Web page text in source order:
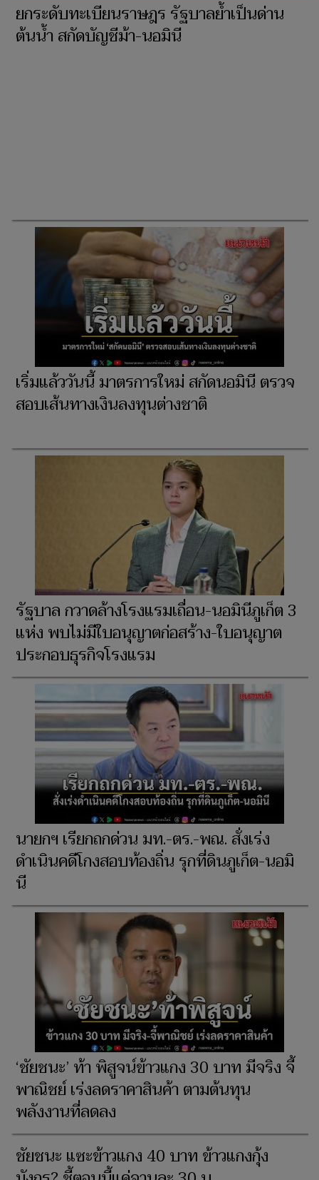
ยกระดับทะเบียนราษฎร รัฐบาลย้ำเป็นด่าน
ต้นน้ำ สกัดบัญชีม้า-นอมินี
เริ่มแล้ววันนี้ มาตรการใหม่ สกัดนอมินี ตรวจ
สอบเส้นทางเงินลงทุนต่างชาติ
รัฐบาล กวาดล้างโรงแรมเถื่อน-นอมินีภูเก็ต 3
แห่ง พบไม่มีใบอนุญาตก่อสร้าง-ใบอนุญาต
ประกอบธุรกิจโรงแรม
นายกฯ เรียกถกด่วน มท.-ตร.-พณ. สั่งเร่ง
ดำเนินคดีโกงสอบท้องถิ่น รุกที่ดินภูเก็ต-นอมิ
นี
‘ชัยชนะ’ ท้า พิสูจน์ข้าวแกง 30 บาท มีจริง จี้
พาณิชย์ เร่งลดราคาสินค้า ตามต้นทุน
พลังงานที่ลดลง